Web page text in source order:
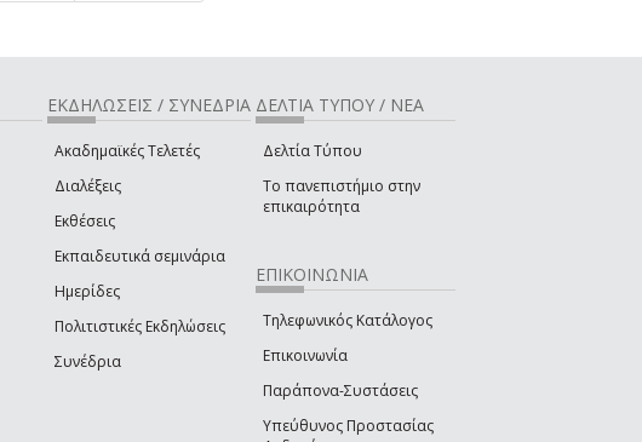
ΕΚΔΗΛΩΣΕΙΣ / ΣΥΝΕΔΡΙΑ
Ακαδημαϊκές Τελετές
Διαλέξεις
Εκθέσεις
Εκπαιδευτικά σεμινάρια
Ημερίδες
Πολιτιστικές Εκδηλώσεις
Συνέδρια
ΔΕΛΤΙΑ ΤΥΠΟΥ / ΝΕΑ
Δελτία Τύπου
Το πανεπιστήμιο στην
επικαιρότητα
ΕΠΙΚΟΙΝΩΝΙΑ
Τηλεφωνικός Κατάλογος
Επικοινωνία
Παράπονα-Συστάσεις
Υπεύθυνος Προστασίας